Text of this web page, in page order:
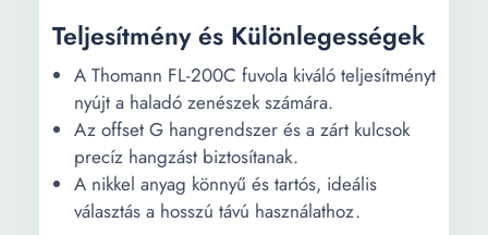
Teljesítmény és Különlegességek
A Thomann FL-200C fuvola kiváló teljesítményt
nyújt a haladó zenészek számára.
Az offset G hangrendszer és a zárt kulcsok
precíz hangzást biztosítanak.
A nikkel anyag könnyű és tartós, ideális
választás a hosszú távú használathoz.